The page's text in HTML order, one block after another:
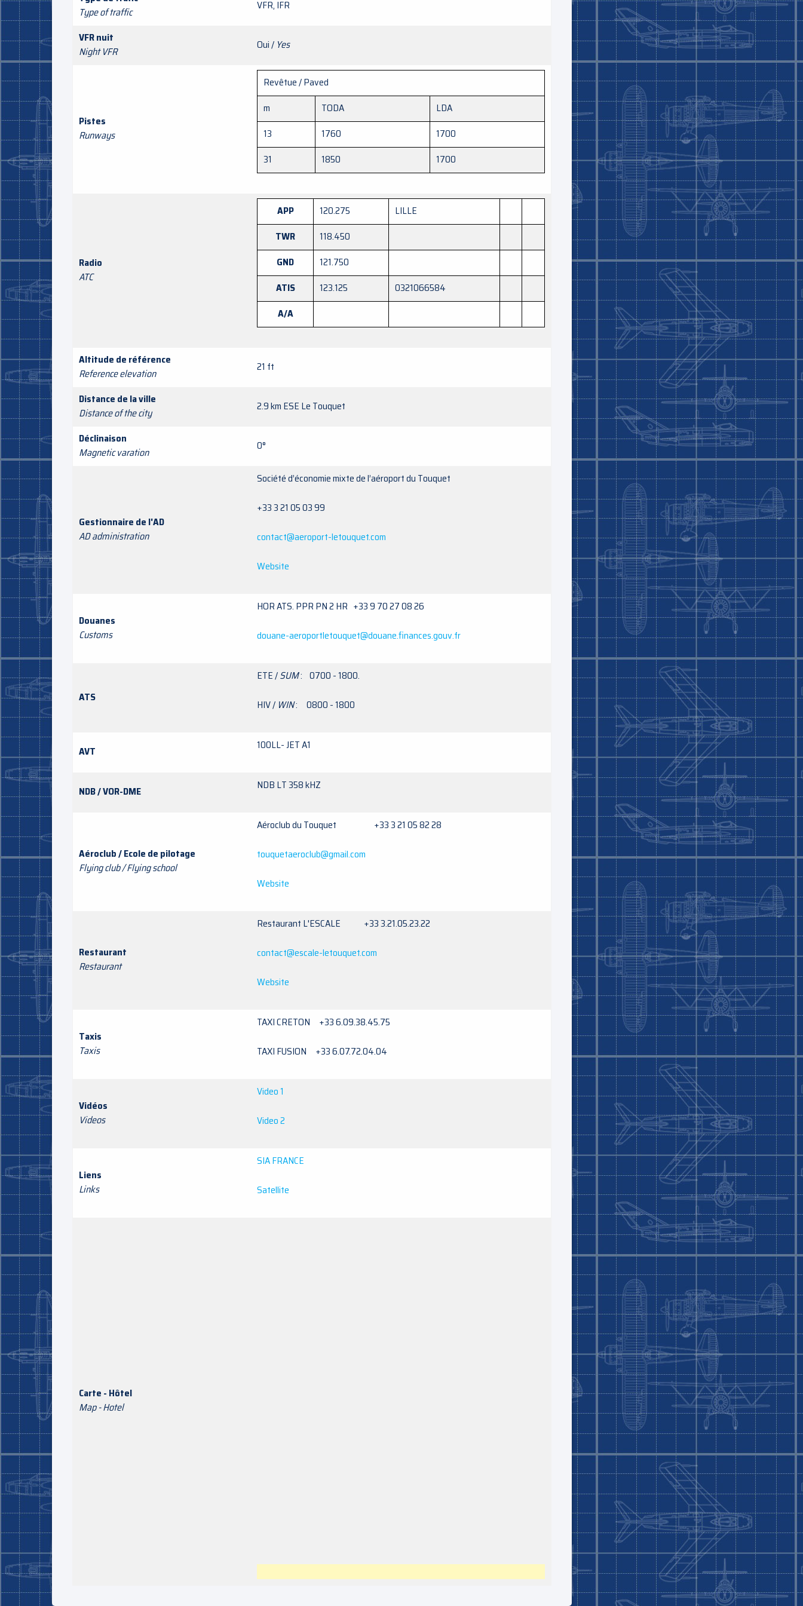
Type of traffic
VFR, IFR
VFR nuit
Night VFR
Oui / Yes
Pistes
Runways
Revêtue / Paved
m
TODA
LDA
13
1760
1700
31
1850 1700
Radio
ATC
APP 120.275
LILLE
TWR
118.450
GND
121.750
ATIS
123.125
0321066584
A/A
Altitude de référence
Reference elevation
21 ft
Distance de la ville
Distance of the city
2.9 km ESE Le Touquet
Déclinaison
Magnetic varation
0°
Gestionnaire de l'AD
AD administration
Société d’économie mixte de l’aéroport du Touquet
+33 3 21 05 03 99
contact@aeroport-letouquet.com
Website
Douanes
Customs
HOR ATS. PPR PN 2 HR +33 9 70 27 08 26
douane-aeroportletouquet@douane.finances.gouv.fr
ATS
ETE /SUM: 0700 - 1800.
HIV / WIN: 0800 - 1800
AVT 100LL- JET A1
NDB / VOR-DME NDB LT 358 kHZ
Aéroclub / Ecole de pilotage
Flying club / Flying school
Aéroclub du Touquet +33 3 21 05 82 28
touquetaeroclub@gmail.com
Website
Restaurant
Restaurant
Restaurant L'ESCALE +33 3.21.05.23.22
contact@escale-letouquet.com
Website
Taxis
Taxis
TAXI CRETON +33 6.09.38.45.75
TAXI FUSION +33 6.07.72.04.04
Vidéos
Videos
Video 1
Video 2
Liens
Links
SIA FRANCE
Satellite
Carte - Hôtel
Map - Hotel